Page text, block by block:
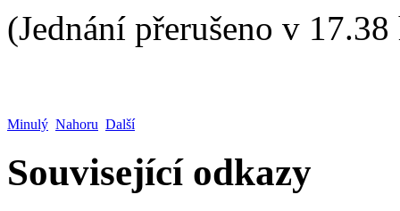
(Jednání přerušeno v
Minulý Nahoru Další
Související odkazy